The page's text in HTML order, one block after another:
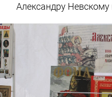
Александру Невскому